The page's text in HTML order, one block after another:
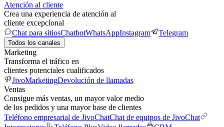
Atención al cliente
Crea una experiencia de atención al
cliente excepcional
Chat para sitiosChatbotWhatsAppInstagram Telegram
Todos los canales
Marketing
Transforma el tráfico en
clientes potenciales cualificados
JivoMarketingDevolución de llamadas
Ventas
Consigue más ventas, un mayor valor medio
de los pedidos y una mayor base de clientes
Teléfono empresarial de JivoChatChat de equipos de JivoChat